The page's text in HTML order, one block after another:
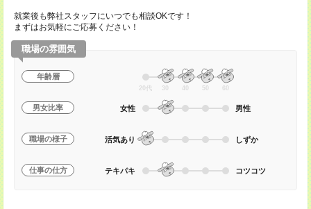
就業後も弊社スタッフにいつでも相談OKです！
まずはお気軽にご応募ください！
職場の雰囲気
年齢層
20代 30 40 50 60
男女比率 女性 男性
職場の様子 活気あり しずか
仕事の仕方 テキパキ コツコツ